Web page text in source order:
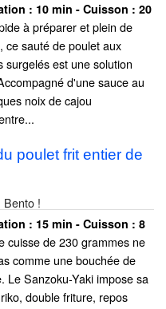
: 10 min - Cuisson : 20
à préparer et plein de
ce sauté de poulet aux
surgelés est une solution
d'une sauce au
noix de cajou
poulet frit entier de
Bento !
: 15 min - Cuisson : 8
cuisse de 230 grammes ne
comme une bouchée de
Le Sanzoku-Yaki impose sa
double friture, repos